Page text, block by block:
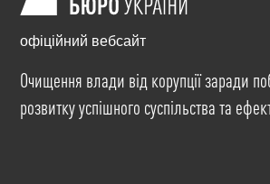
офіційний вебсайт
Очищення влади від корупції заради
розвитку успішного суспільства та